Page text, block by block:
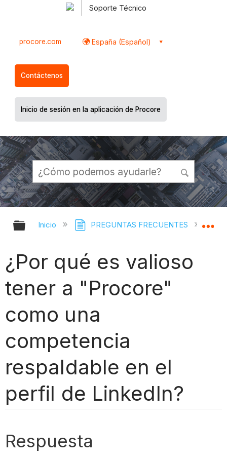
Soporte Técnico
procore.com España (Español)
Contáctenos
Inicio de sesión en la aplicación de Procore
Expandir/contraer jerarquía global
Inicio PREGUNTAS FRECUENTES
¿Por qué es valioso
tener a "Procore"
como una
competencia
respaldable en el
perfil de LinkedIn?
Respuesta